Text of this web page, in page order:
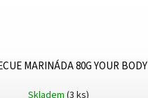
MARINÁDA 80G YOUR BODY
Skladem(3 ks)